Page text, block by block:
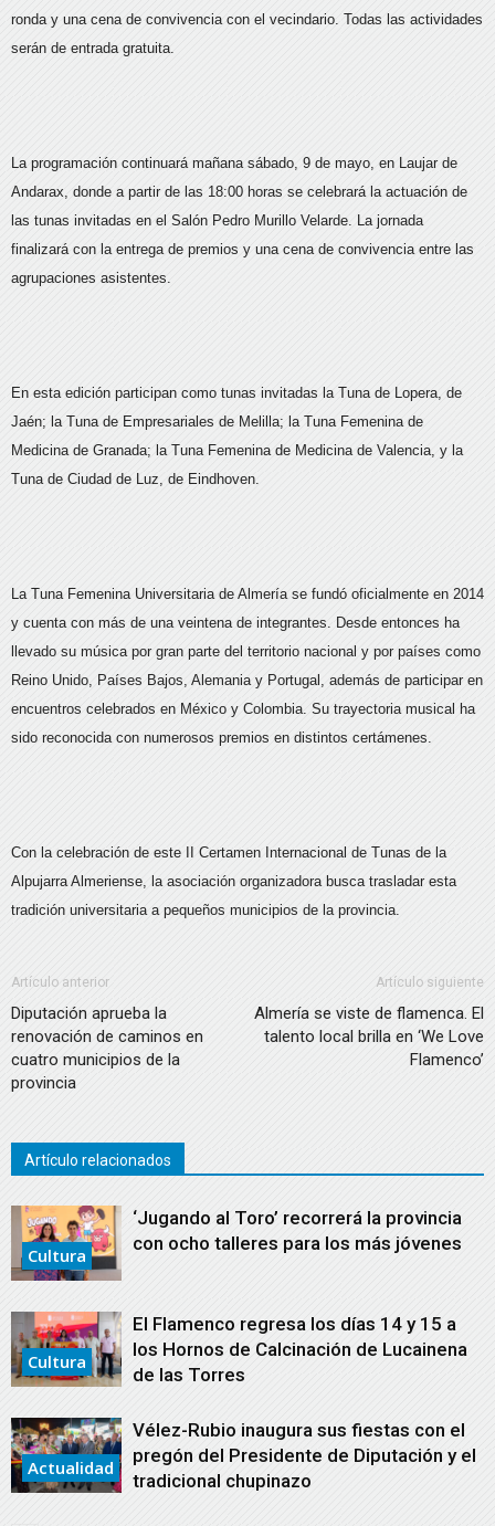
ronda y una cena de convivencia con el vecindario. Todas las actividades
serán de entrada gratuita.
La programación continuará mañana sábado, 9 de mayo, en Laujar de
Andarax, donde a partir de las 18:00 horas se celebrará la actuación de
las tunas invitadas en el Salón Pedro Murillo Velarde. La jornada
finalizará con la entrega de premios y una cena de convivencia entre las
agrupaciones asistentes.
En esta edición participan como tunas invitadas la Tuna de Lopera, de
Jaén; la Tuna de Empresariales de Melilla; la Tuna Femenina de
Medicina de Granada; la Tuna Femenina de Medicina de Valencia, y la
Tuna de Ciudad de Luz, de Eindhoven.
La Tuna Femenina Universitaria de Almería se fundó oficialmente en 2014
y cuenta con más de una veintena de integrantes. Desde entonces ha
llevado su música por gran parte del territorio nacional y por países como
Reino Unido, Países Bajos, Alemania y Portugal, además de participar en
encuentros celebrados en México y Colombia. Su trayectoria musical ha
sido reconocida con numerosos premios en distintos certámenes.
Con la celebración de este II Certamen Internacional de Tunas de la
Alpujarra Almeriense, la asociación organizadora busca trasladar esta
tradición universitaria a pequeños municipios de la provincia.
Artículo anterior
Diputación aprueba la
renovación de caminos en
cuatro municipios de la
provincia
Artículo siguiente
Almería se viste de flamenca. El
talento local brilla en ‘We Love
Flamenco’
Artículo relacionados
Cultura
‘Jugando al Toro’ recorrerá la provincia
con ocho talleres para los más jóvenes
Cultura
El Flamenco regresa los días 14 y 15 a
los Hornos de Calcinación de Lucainena
de las Torres
Actualidad
Vélez-Rubio inaugura sus fiestas con el
pregón del Presidente de Diputación y el
tradicional chupinazo